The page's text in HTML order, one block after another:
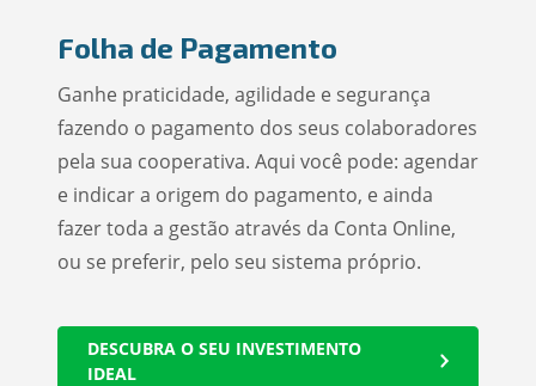
Folha de Pagamento
Ganhe praticidade, agilidade e segurança
fazendo o pagamento dos seus colaboradores
pela sua cooperativa. Aqui você pode: agendar
e indicar a origem do pagamento, e ainda
fazer toda a gestão através da Conta Online,
ou se preferir, pelo seu sistema próprio.
DESCUBRA O SEU INVESTIMENTO
IDEAL